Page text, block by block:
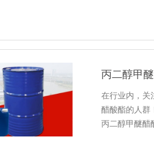
丙二醇甲
在行业内，关
醋酸酯的人群
丙二醇甲醚醋